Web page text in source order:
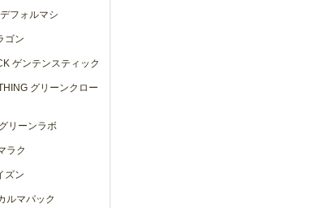
フォルマシ
ゴン
ゲンテンスティック
グリーンクロー
リーンラボ
ラク
ズン
ルマパック